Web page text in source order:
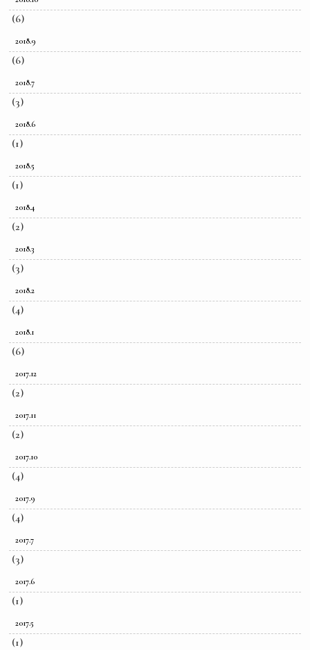
(6)
2018.9
(6)
2018.7
(3)
2018.6
(1)
2018.5
(1)
2018.4
(2)
2018.3
(3)
2018.2
(4)
2018.1
(6)
2017.12
(2)
2017.11
(2)
2017.10
(4)
2017.9
(4)
2017.7
(3)
2017.6
(1)
2017.5
(1)